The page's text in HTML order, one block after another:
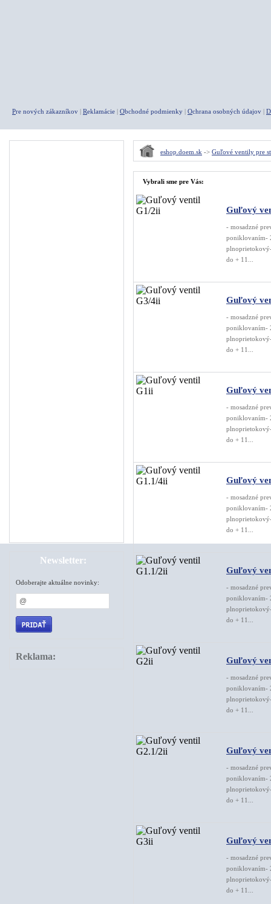
Pre nových zákazníkov | Reklamácie | Obchodné podmienky | Ochrana osobných údajov | D
Newsletter:
Odoberajte aktuálne novinky:
Reklama:
eshop.doem.sk -> Guľové ventily pre
Vybrali sme pre Vás:
Guľový
- mosadzné
poniklovaním-
do + 11...
Guľový
- mosadzné
poniklovaním-
do + 11...
Guľový
- mosadzné
poniklovaním-
do + 11...
Guľový
- mosadzné
poniklovaním-
do + 11...
Guľový
- mosadzné
poniklovaním-
do + 11...
Guľový
- mosadzné
poniklovaním-
do + 11...
Guľový
- mosadzné
poniklovaním-
do + 11...
Guľový
- mosadzné
poniklovaním-
do + 11...